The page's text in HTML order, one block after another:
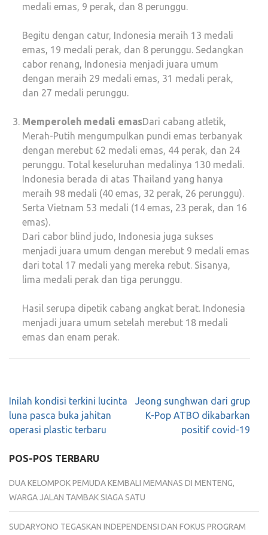
medali emas, 9 perak, dan 8 perunggu.
Begitu dengan catur, Indonesia meraih 13 medali
emas, 19 medali perak, dan 8 perunggu. Sedangkan
cabor renang, Indonesia menjadi juara umum
dengan meraih 29 medali emas, 31 medali perak,
dan 27 medali perunggu.
Memperoleh medali emasDari cabang atletik,
Merah-Putih mengumpulkan pundi emas terbanyak
dengan merebut 62 medali emas, 44 perak, dan 24
perunggu. Total keseluruhan medalinya 130 medali.
Indonesia berada di atas Thailand yang hanya
meraih 98 medali (40 emas, 32 perak, 26 perunggu).
Serta Vietnam 53 medali (14 emas, 23 perak, dan 16
emas).
Dari cabor blind judo, Indonesia juga sukses
menjadi juara umum dengan merebut 9 medali emas
dari total 17 medali yang mereka rebut. Sisanya,
lima medali perak dan tiga perunggu.
Hasil serupa dipetik cabang angkat berat. Indonesia
menjadi juara umum setelah merebut 18 medali
emas dan enam perak.
Navigasi
pos
Inilah kondisi terkini lucinta
luna pasca buka jahitan
operasi plastic terbaru
Jeong sunghwan dari grup
K-Pop ATBO dikabarkan
positif covid-19
POS-POS TERBARU
DUA KELOMPOK PEMUDA KEMBALI MEMANAS DI MENTENG,
WARGA JALAN TAMBAK SIAGA SATU
SUDARYONO TEGASKAN INDEPENDENSI DAN FOKUS PROGRAM